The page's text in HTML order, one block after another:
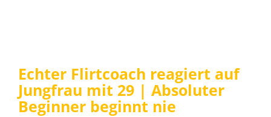
Echter Flirtcoach reagiert auf
Jungfrau mit 29 | Absoluter
Beginner beginnt nie